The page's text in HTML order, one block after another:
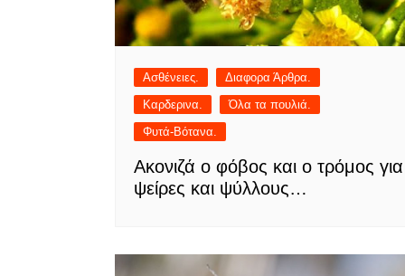
Ασθένειες.
Διαφορα Άρθρα.
Καρδερινα.
Όλα τα πουλιά.
Φυτά-Βότανα.
Ακονιζά ο φόβος και ο τρόμος για
ψείρες και ψύλλους…